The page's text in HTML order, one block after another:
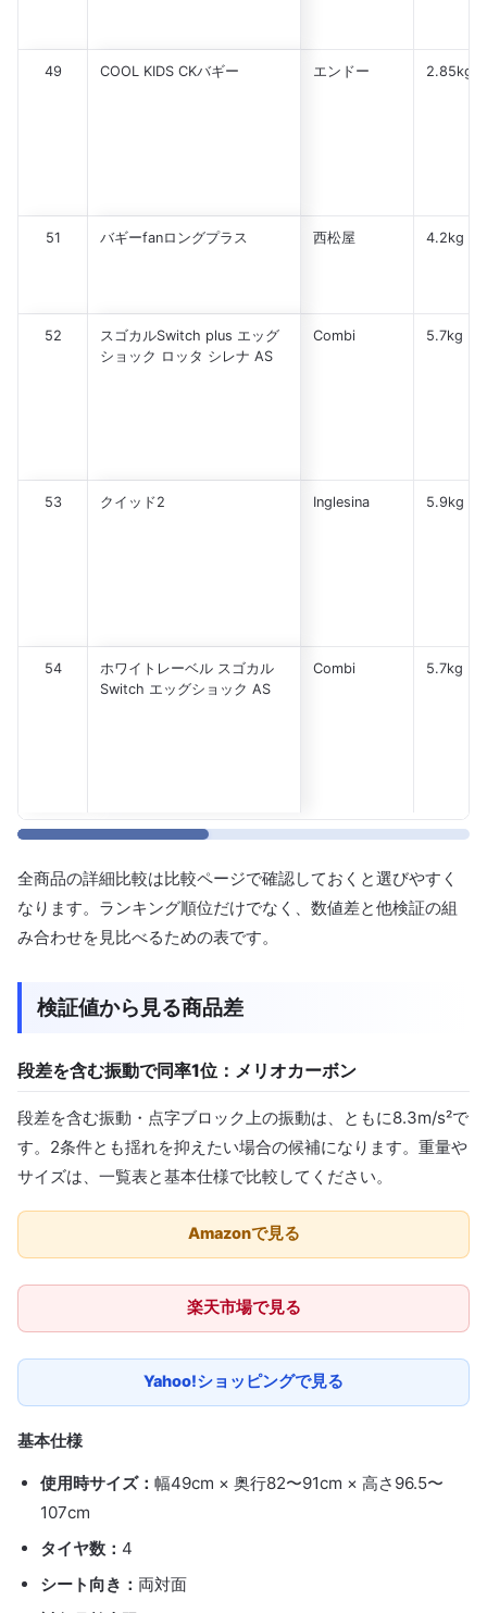
49 COOL KIDS CKバギー エンドー 2.85kg
51 バギーfanロングプラス 西松屋 4.2kg
52
スゴカルSwitch plus エッグ
ショック ロッタ シレナ AS
Combi 5.7kg
53 クイッド2 Inglesina 5.9kg
54
ホワイトレーベル スゴカル
Switch エッグショック AS
Combi 5.7kg
全商品の詳細比較は比較ページで確認しておくと選びやすく
なります。ランキング順位だけでなく、数値差と他検証の組
み合わせを見比べるための表です。
検証値から見る商品差
段差を含む振動で同率1位：メリオカーボン
段差を含む振動・点字ブロック上の振動は、ともに8.3m/s²で
す。2条件とも揺れを抑えたい場合の候補になります。重量や
サイズは、一覧表と基本仕様で比較してください。
Amazonで見る
楽天市場で見る
Yahoo!ショッピングで見る
基本仕様
使用時サイズ： 幅49cm × 奥行82〜91cm × 高さ96.5〜
107cm
タイヤ数： 4
シート向き： 両対面